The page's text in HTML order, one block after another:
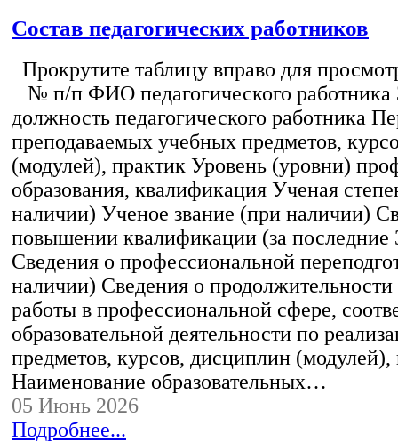
Состав педагогических работников
Прокрутите таблицу вправо для
№ п/п ФИО педагогического работника
должность педагогического работника
преподаваемых учебных предметов,
(модулей), практик Уровень (уровни)
образования, квалификация Ученая
наличии) Ученое звание (при наличии)
повышении квалификации (за последние
Сведения о профессиональной
наличии) Сведения о
работы в профессиональной сфере,
образовательной деятельности по
предметов, курсов, дисциплин (модулей),
Наименование образовательных…
05 Июнь 2026
Подробнее...